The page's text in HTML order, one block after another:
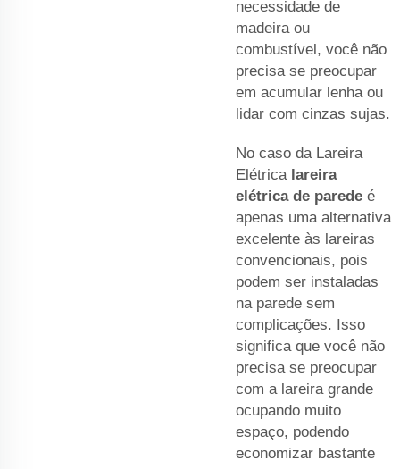
necessidade de
madeira ou
combustível, você não
precisa se preocupar
em acumular lenha ou
lidar com cinzas sujas.
No caso da Lareira
Elétrica lareira
elétrica de parede é
apenas uma alternativa
excelente às lareiras
convencionais, pois
podem ser instaladas
na parede sem
complicações. Isso
significa que você não
precisa se preocupar
com a lareira grande
ocupando muito
espaço, podendo
economizar bastante